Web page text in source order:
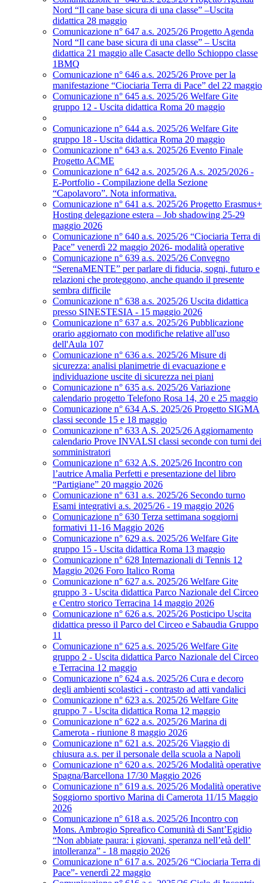
Nord “Il cane base sicura di una classe” –Uscita
didattica 28 maggio
Comunicazione n° 647 a.s. 2025/26 Progetto Agenda
Nord “Il cane base sicura di una classe” – Uscita
didattica 21 maggio alle Casacte dello Schioppo classe
1BMQ
Comunicazione n° 646 a.s. 2025/26 Prove per la
manifestazione “Ciociaria Terra di Pace” del 22 maggio
Comunicazione n° 645 a.s. 2025/26 Welfare Gite
gruppo 12 - Uscita didattica Roma 20 maggio
Comunicazione n° 644 a.s. 2025/26 Welfare Gite
gruppo 18 - Uscita didattica Roma 20 maggio
Comunicazione n° 643 a.s. 2025/26 Evento Finale
Progetto ACME
Comunicazione n° 642 a.s. 2025/26 A.s. 2025/2026 -
E-Portfolio - Compilazione della Sezione
“Capolavoro”. Nota informativa.
Comunicazione n° 641 a.s. 2025/26 Progetto Erasmus+
Hosting delegazione estera – Job shadowing 25-29
maggio 2026
Comunicazione n° 640 a.s. 2025/26 “Ciociaria Terra di
Pace” venerdì 22 maggio 2026- modalità operative
Comunicazione n° 639 a.s. 2025/26 Convegno
“SerenaMENTE” per parlare di fiducia, sogni, futuro e
relazioni che proteggono, anche quando il presente
sembra difficile
Comunicazione n° 638 a.s. 2025/26 Uscita didattica
presso SINESTESIA - 15 maggio 2026
Comunicazione n° 637 a.s. 2025/26 Pubblicazione
orario aggiornato con modifiche relative all'uso
dell'Aula 107
Comunicazione n° 636 a.s. 2025/26 Misure di
sicurezza: analisi planimetrie di evacuazione e
individuazione uscite di sicurezza nei piani
Comunicazione n° 635 a.s. 2025/26 Variazione
calendario progetto Telefono Rosa 14, 20 e 25 maggio
Comunicazione n° 634 A.S. 2025/26 Progetto SIGMA
classi seconde 15 e 18 maggio
Comunicazione n° 633 A.S. 2025/26 Aggiornamento
calendario Prove INVALSI classi seconde con turni dei
somministratori
Comunicazione n° 632 A.S. 2025/26 Incontro con
l’autrice Amalia Perfetti e presentazione del libro
“Partigiane” 20 maggio 2026
Comunicazione n° 631 a.s. 2025/26 Secondo turno
Esami integrativi a.s. 2025/26 - 19 maggio 2026
Comunicazione n° 630 Terza settimana soggiorni
formativi 11-16 Maggio 2026
Comunicazione n° 629 a.s. 2025/26 Welfare Gite
gruppo 15 - Uscita didattica Roma 13 maggio
Comunicazione n° 628 Internazionali di Tennis 12
Maggio 2026 Foro Italico Roma
Comunicazione n° 627 a.s. 2025/26 Welfare Gite
gruppo 3 - Uscita didattica Parco Nazionale del Circeo
e Centro storico Terracina 14 maggio 2026
Comunicazione n° 626 a.s. 2025/26 Posticipo Uscita
didattica presso il Parco del Circeo e Sabaudia Gruppo
11
Comunicazione n° 625 a.s. 2025/26 Welfare Gite
gruppo 2 - Uscita didattica Parco Nazionale del Circeo
e Terracina 12 maggio
Comunicazione n° 624 a.s. 2025/26 Cura e decoro
degli ambienti scolastici - contrasto ad atti vandalici
Comunicazione n° 623 a.s. 2025/26 Welfare Gite
gruppo 7 - Uscita didattica Roma 12 maggio
Comunicazione n° 622 a.s. 2025/26 Marina di
Camerota - riunione 8 maggio 2026
Comunicazione n° 621 a.s. 2025/26 Viaggio di
chiusura a.s. per il personale della scuola a Napoli
Comunicazione n° 620 a.s. 2025/26 Modalità operative
Spagna/Barcellona 17/30 Maggio 2026
Comunicazione n° 619 a.s. 2025/26 Modalità operative
Soggiorno sportivo Marina di Camerota 11/15 Maggio
2026
Comunicazione n° 618 a.s. 2025/26 Incontro con
Mons. Ambrogio Spreafico Comunità di Sant’Egidio
“Non abbiate paura: i giovani, speranza nell’età dell’
intolleranza” - 18 maggio 2026
Comunicazione n° 617 a.s. 2025/26 “Ciociaria Terra di
Pace”- venerdì 22 maggio